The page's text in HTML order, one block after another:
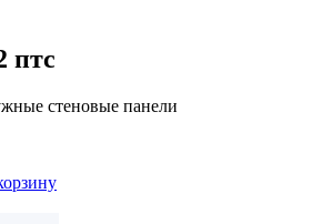
птс
стеновые панели